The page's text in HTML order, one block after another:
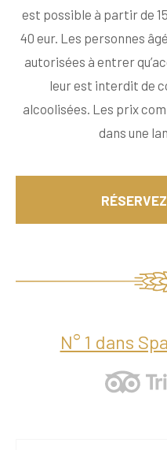
est possible à partir de
40 eur. Les personnes
autorisées à entrer
leur est interdit de
alcoolisées. Les prix
dans une
N° 1 dans